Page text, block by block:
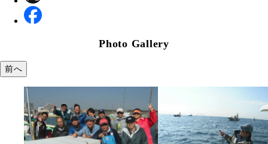
Photo Gallery
前へ